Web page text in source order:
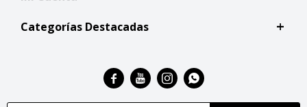
Categorías Destacadas
   